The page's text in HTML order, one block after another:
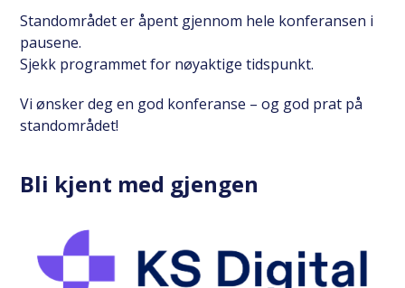
Standområdet er åpent gjennom hele konferansen i
pausene.
Sjekk programmet for nøyaktige tidspunkt.
Vi ønsker deg en god konferanse – og god prat på
standområdet!
Bli kjent med gjengen